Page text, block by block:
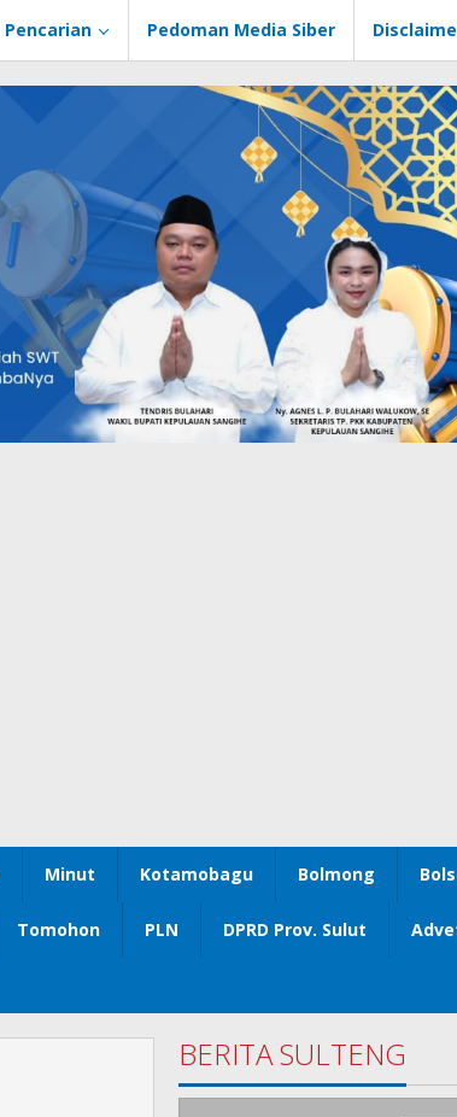
Pencarian Pedoman Media Siber
Minut Kotamobagu Bolmong
Tomohon PLN DPRD Prov. Sulut
BERITA SULTENG